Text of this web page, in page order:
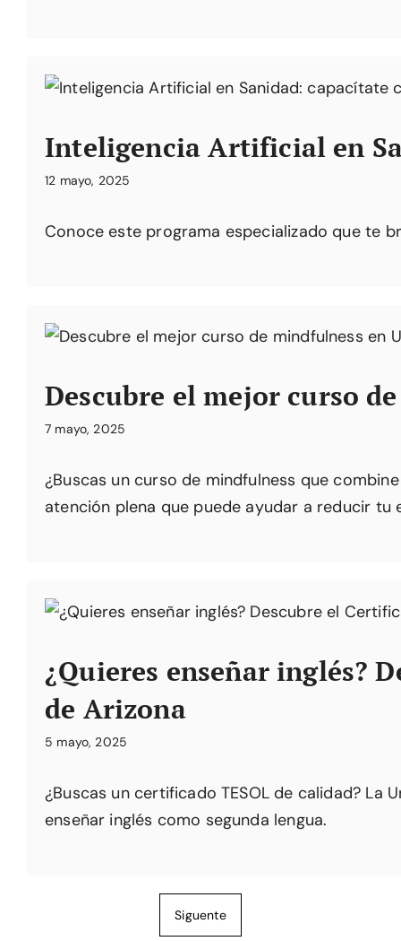
Inteligencia Artificial en
12 mayo, 2025
Conoce este programa especializado que te
Descubre el mejor curso
7 mayo, 2025
¿Buscas un curso de mindfulness que
atención plena que puede ayudar a reducir
¿Quieres enseñar inglés?
de Arizona
5 mayo, 2025
¿Buscas un certificado TESOL de calidad?
enseñar inglés como segunda lengua.
Siguente